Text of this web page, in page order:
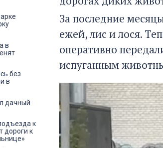
За последние
ежей, лис и лося.
оперативно
испуганным
в
без
в
дачный
к
дороги к